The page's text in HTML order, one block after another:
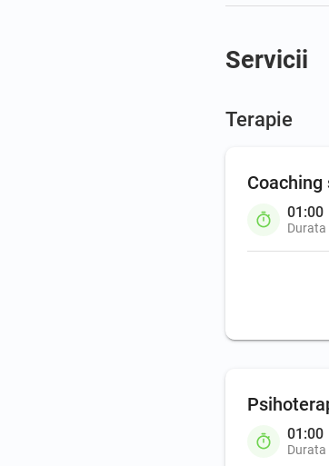
Servicii
Terapie
01:00
Durata
01:00
Durata